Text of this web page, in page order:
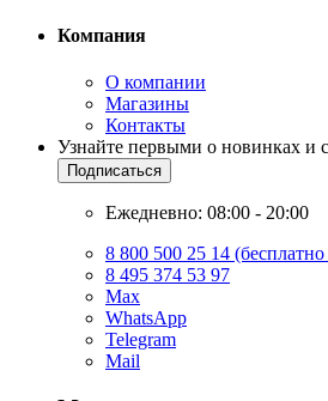
Компания
О компании
Магазины
Контакты
Узнайте первыми о новинках и
Подписаться
Ежедневно: 08:00 - 20:00
8 800 500 25 14
8 495 374 53 97
Max
WhatsApp
Telegram
Mail